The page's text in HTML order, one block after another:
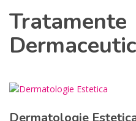
Tratamente